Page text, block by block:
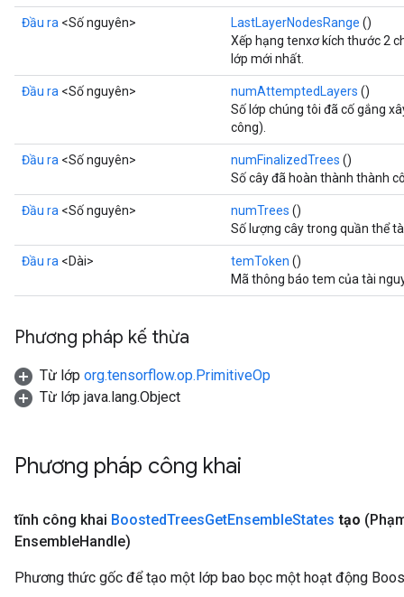
Đầu ra <Số nguyên> LastLayerNodesRange ()
Xếp hạng tenxơ kích thước 2
lớp mới nhất.
Đầu ra <Số nguyên> numAttemptedLayers ()
Số lớp chúng tôi đã cố gắng
công).
Đầu ra <Số nguyên> numFinalizedTrees ()
Số cây đã hoàn thành thành
Đầu ra <Số nguyên> numTrees ()
Số lượng cây trong quần thể
Đầu ra <Dài> temToken ()
Mã thông báo tem của tài
Phương pháp kế thừa
Từ lớp org.tensorflow.op.PrimitiveOp
Từ lớp java.lang.Object
Phương pháp công khai
tĩnh công khai BoostedTreesGetEnsembleStates tạo
EnsembleHandle)
Phương thức gốc để tạo một lớp bao bọc một hoạt động